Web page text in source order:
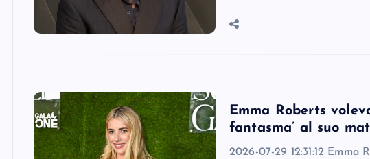
Emma Roberts
fantasma’ al suo
2026-07-29 12:31:12